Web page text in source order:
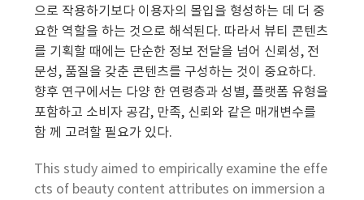
으로 작용하기보다 이용자의 몰입을 형성하는 데 더 중
요한 역할을 하는 것으로 해석된다. 따라서 뷰티 콘텐츠
를 기획할 때에는 단순한 정보 전달을 넘어 신뢰성, 전
문성, 품질을 갖춘 콘텐츠를 구성하는 것이 중요하다.
향후 연구에서는 다양 한 연령층과 성별, 플랫폼 유형을
포함하고 소비자 공감, 만족, 신뢰와 같은 매개변수를
함 께 고려할 필요가 있다.
This study aimed to empirically examine the effe
cts of beauty content attributes on immersion a